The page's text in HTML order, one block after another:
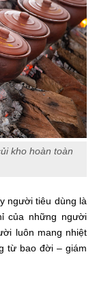
kho hoàn toàn
người tiêu dùng là
của những người
luôn mang nhiệt
từ bao đời – giám